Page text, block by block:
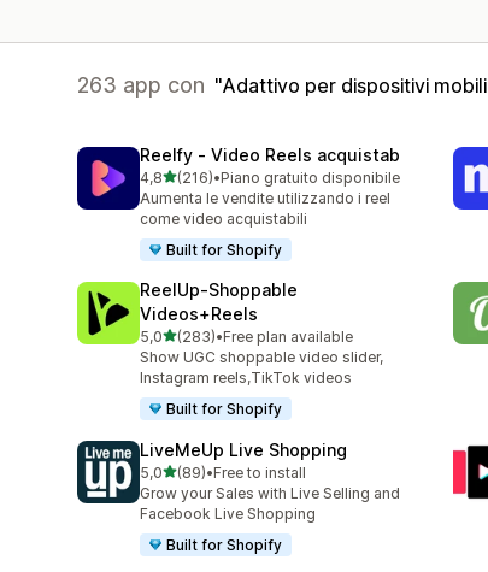
263 app con Adattivo per dispositivi mobili
Reelfy ‑ Video Reels acquistab
4,8stelle su 5
(216)
216 recensioni totali
•Piano gratuito disponibile
Aumenta le vendite utilizzando i reel
come video acquistabili
Built for Shopify
ReelUp‑Shoppable
Videos+Reels
5,0stelle su 5
(283)
283 recensioni totali
•Free plan available
Show UGC shoppable video slider,
Instagram reels,TikTok videos
Built for Shopify
LiveMeUp Live Shopping
5,0stelle su 5
(89)
89 recensioni totali
•Free to install
Grow your Sales with Live Selling and
Facebook Live Shopping
Built for Shopify